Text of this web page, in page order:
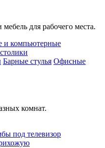
для рабочего места.
и компьютерные
Барные стулья Офисные
комнат.
под телевизор